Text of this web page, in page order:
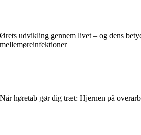
Ørets udvikling gennem livet – og dens
mellemøreinfektioner
Når høretab gør dig træt: Hjernen på